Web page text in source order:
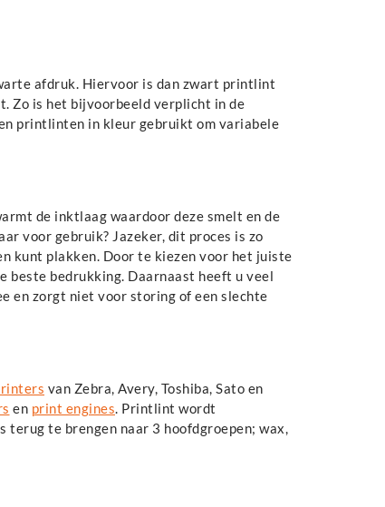
afdruk. Hiervoor is dan zwart printlint
Zo is het bijvoorbeeld verplicht in de
printlinten in kleur gebruikt om variabele
de inktlaag waardoor deze smelt en de
voor gebruik? Jazeker, dit proces is zo
kunt plakken. Door te kiezen voor het juiste
beste bedrukking. Daarnaast heeft u veel
en zorgt niet voor storing of een slechte
van Zebra, Avery, Toshiba, Sato en
en print engines. Printlint wordt
te brengen naar 3 hoofdgroepen; wax,